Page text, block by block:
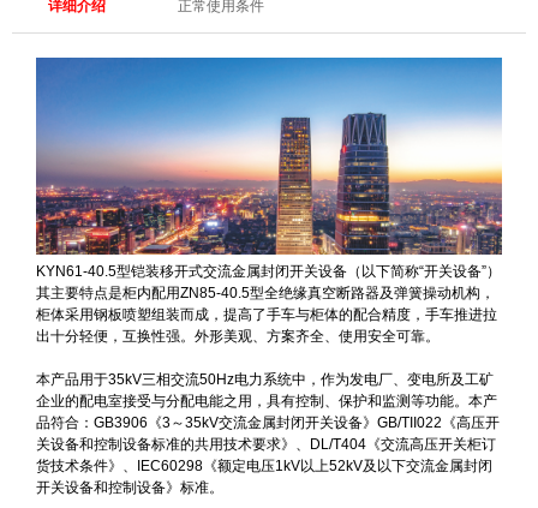
KYN61-40.5型铠装移开式交流金属封闭开关设备（以下简
称“开关设备”）其主要特点是柜内配用ZN85-40.5型全绝缘真空
断路器及弹簧操动机构，柜体采用钢板喷塑组装而成，提高了
手车与柜体的配合精度，手车推进拉出十分轻便，互换性强。
外形美观、方案齐全、使用安全可靠。
本产品用于35kV三相交流50Hz电力系统中，作为发电厂、变电
所及工矿企业的配电室接受与分配电能之用，具有控制、保护
开关设备》GB/TII022《高压开关设备和控制设备标准的共用技
术要求》、DL/T404《交流高压开关柜订货技术条件》、
IEC60298《额定电压1kV以上52kV及以下交流金属封闭开关设
备和控制设备》标准。
详细介绍 正常使用条件
KYN61-40.5型铠装移开式交流金属封闭开关设备（以下简称“开关设备”）
其主要特点是柜内配用ZN85-40.5型全绝缘真空断路器及弹簧操动机构，
柜体采用钢板喷塑组装而成，提高了手车与柜体的配合精度，手车推进拉
出十分轻便，互换性强。外形美观、方案齐全、使用安全可靠。
本产品用于35kV三相交流50Hz电力系统中，作为发电厂、变电所及工矿
企业的配电室接受与分配电能之用，具有控制、保护和监测等功能。本产
品符合：GB3906《3～35kV交流金属封闭开关设备》GB/TII022《高压开
关设备和控制设备标准的共用技术要求》、DL/T404《交流高压开关柜订
货技术条件》、IEC60298《额定电压1kV以上52kV及以下交流金属封闭
开关设备和控制设备》标准。